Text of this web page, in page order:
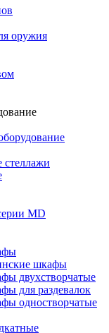
оружия
MD
шкафы
двухстворчатые
для раздевалок
одностворчатые